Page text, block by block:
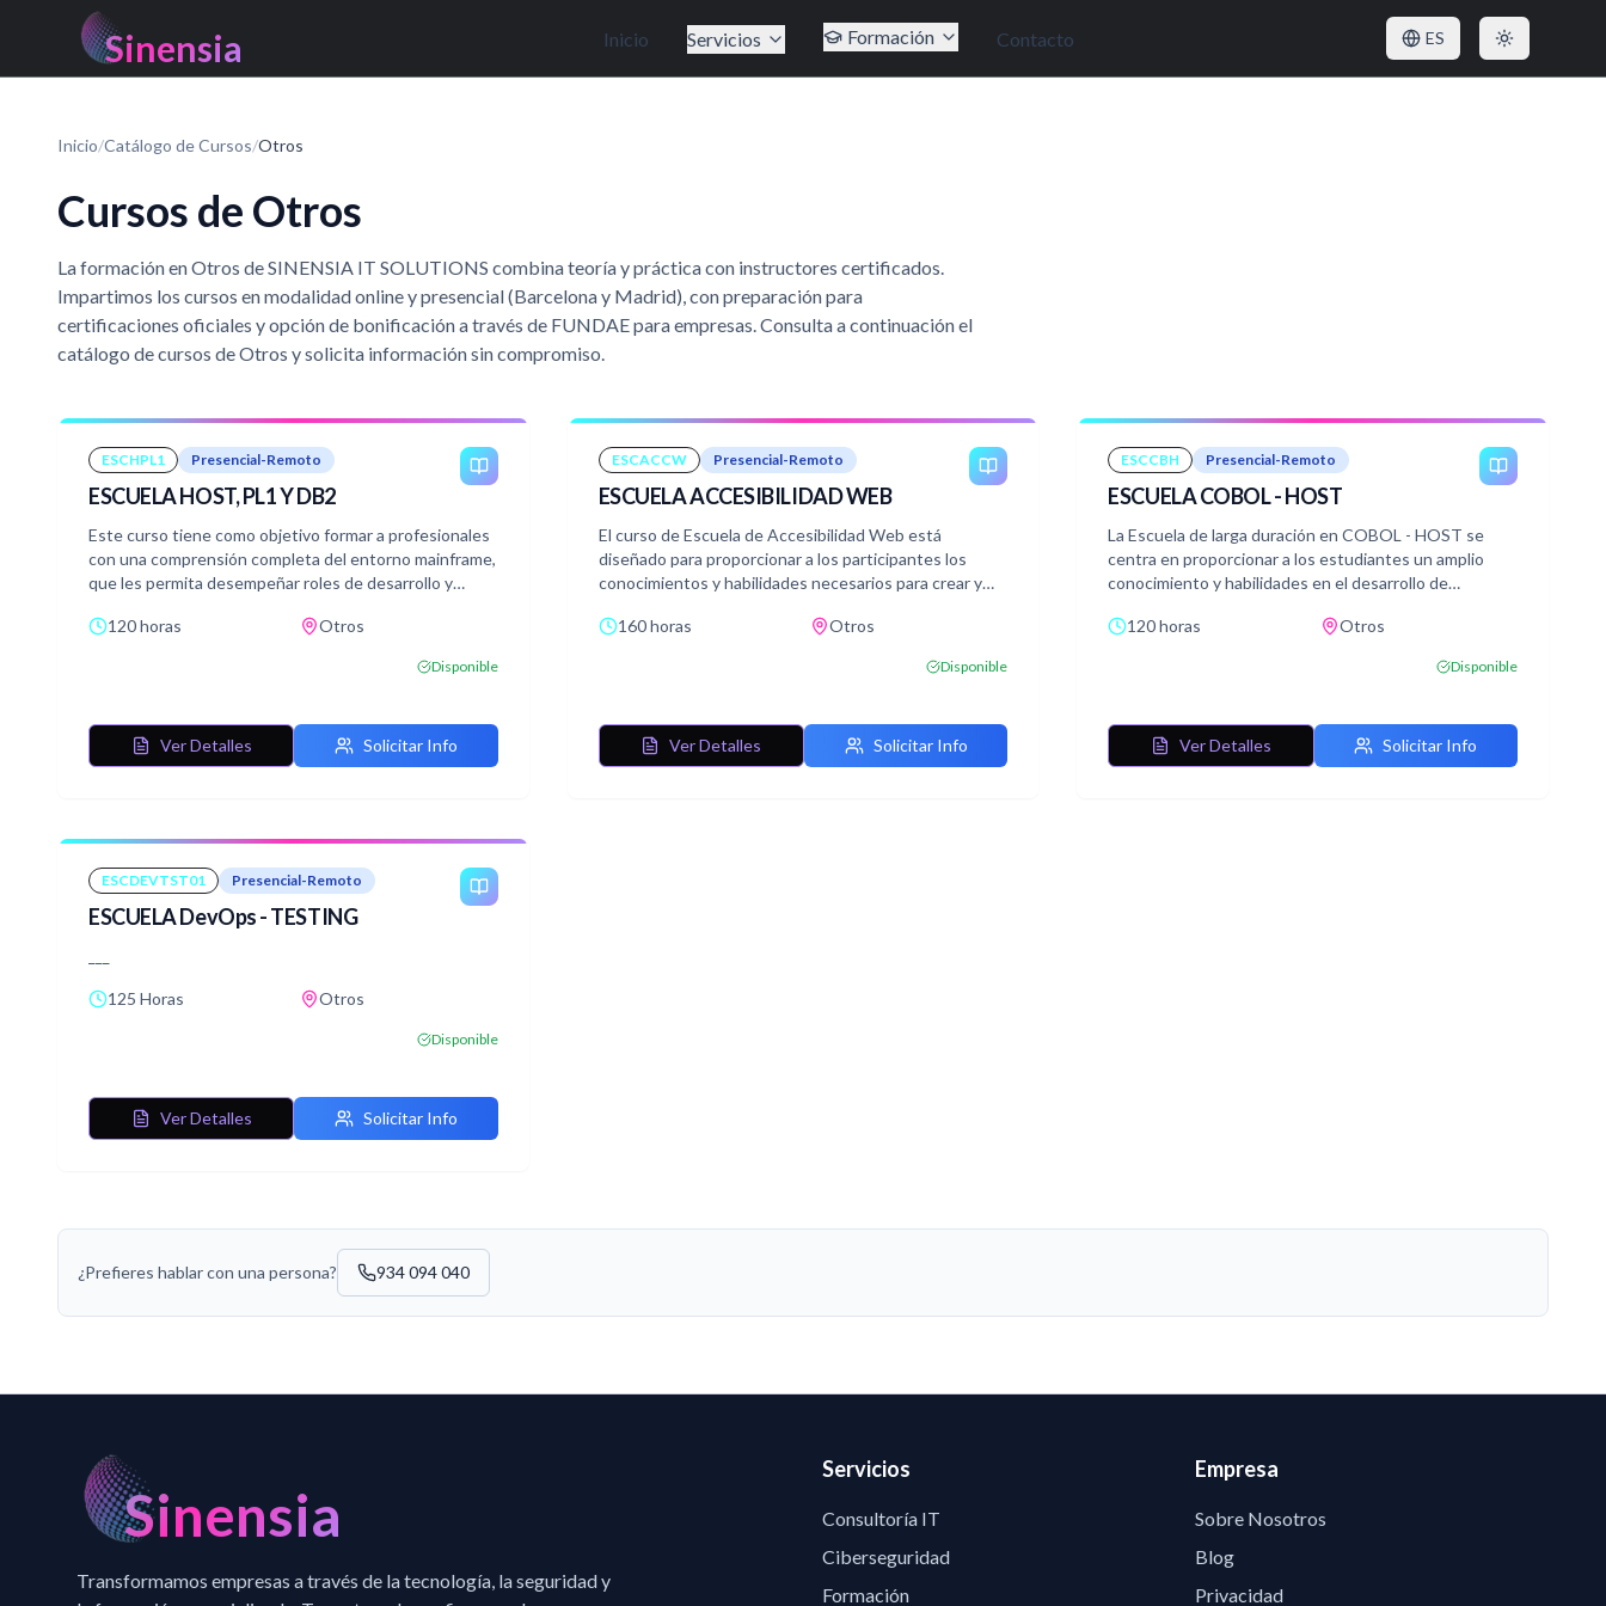
Sinensia Inicio Servicios Formación Contacto ES
Inicio/Catálogo de Cursos/Otros
Cursos de Otros
La formación en Otros de SINENSIA IT SOLUTIONS combina teoría y práctica con instructores certificados.
Impartimos los cursos en modalidad online y presencial (Barcelona y Madrid), con preparación para
certificaciones oficiales y opción de bonificación a través de FUNDAE para empresas. Consulta a continuación el
catálogo de cursos de Otros y solicita información sin compromiso.
ESCHPL1 Presencial-Remoto
ESCUELA HOST, PL1 Y DB2
Este curso tiene como objetivo formar a profesionales
con una comprensión completa del entorno mainframe,
que les permita desempeñar roles de desarrollo y
z/OS, utilizando herramientas de programación como
curso, los estudiantes estarán capacitados para
trabajos bajo MVS, y utilizar SQL y DB2 para manipular
bases de datos eficientemente.
120 horas Otros
Disponible
Ver Detalles Solicitar Info
ESCACCW Presencial-Remoto
ESCUELA ACCESIBILIDAD WEB
El curso de Escuela de Accesibilidad Web está
diseñado para proporcionar a los participantes los
conocimientos y habilidades necesarios para crear y
los estudiantes explorarán una variedad de temas
conceptos básicos hasta la implementación de
160 horas Otros
Disponible
Ver Detalles Solicitar Info
ESCCBH Presencial-Remoto
ESCUELA COBOL - HOST
La Escuela de larga duración en COBOL - HOST se
centra en proporcionar a los estudiantes un amplio
conocimiento y habilidades en el desarrollo de
Mainframe, específicamente en sistemas operativos
Se trata un amplio temario desde los fundamentos del
programación avanzada en COBOL y el uso de DB2
como sistema de gestión de bases de datos. Los
estudiantes adquirirán las habilidades necesarias para
120 horas Otros
Disponible
Ver Detalles Solicitar Info
ESCDEVTST01 Presencial-Remoto
ESCUELA DevOps - TESTING
125 Horas Otros
Disponible
Ver Detalles Solicitar Info
¿Prefieres hablar con una persona? 934 094 040
Sinensia
Transformamos empresas a través de la tecnología, la seguridad y
Servicios
Consultoría IT
Ciberseguridad
Formación
Empresa
Sobre Nosotros
Blog
Privacidad